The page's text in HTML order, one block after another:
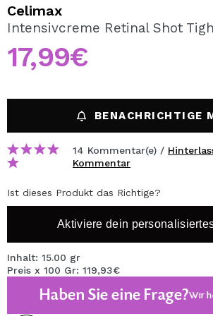
REGISTRIEREN
Durch die Erstellung eines Kontos bei
können Sie Ihre Einkäufe schnell
Celimax
Intensivcreme Retinal Shot
17,99€
BENACHRICHTIGE
14 Kommentar(e) /
Kommentar
Ist dieses Produkt das Richtige?
Aktiviere dein
Inhalt: 15.00 gr
Preis x 100 Gr: 119,93€
Haben Sie eine Frage?Wir